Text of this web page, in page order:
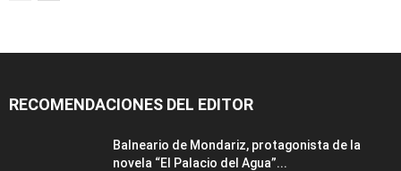
RECOMENDACIONES DEL EDITOR
Balneario de Mondariz, protagonista de la
novela “El Palacio del Agua”...